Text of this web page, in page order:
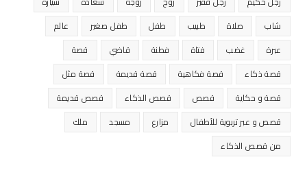
شاب
صلاة طبيب طفل طفل صغير
عالم
عبرة
غضب فتاة فطنة قاضي
قصة
قصة ذكاء
قصة فكاهية قصة قديمة
قصة مثل
قصة و حكاية
قصص قصص الذكاء
قصص قديمة
قصص و عبر تربوية للأطفال
مزارع مسجد
ملك
من قصص الذكاء